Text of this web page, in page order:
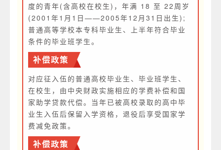
度的青年(含高校在校生)，年满 18 至 22周岁
(2001年1月1日——2005年12月31日出生);
普通高等学校本专科毕业生、上半年符合毕业
条件的毕业班学生。
补偿政策
对应征入伍的普通高校毕业生、毕业班学生、
在校生，由中央财政实施相应的学费补偿和国
家助学贷款代偿。当年已被高校录取的高中毕
业生入伍后保留入学资格，退役后享受国家学
费减免政策。
补偿政策